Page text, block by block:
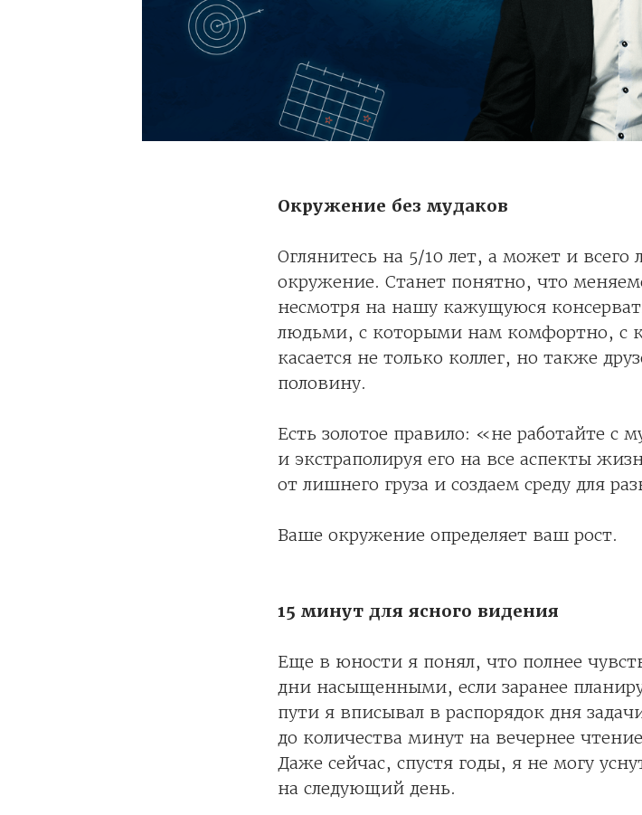
Окружение без мудаков
Оглянитесь на 5/10 лет, а может и
окружение. Станет понятно, что
несмотря на нашу кажущуюся
людьми, с которыми нам комфортно, с
касается не только коллег, но также
половину.
Есть золотое правило: «не работайте с
и экстраполируя его на все аспекты
от лишнего груза и создаем среду для
Ваше окружение определяет ваш рост.
15 минут для ясного видения
Еще в юности я понял, что полнее
дни насыщенными, если заранее
пути я вписывал в распорядок дня
до количества минут на вечернее
Даже сейчас, спустя годы, я не могу
на следующий день.